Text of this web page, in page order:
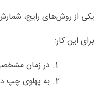
یکی از روش‌های رایج،
برای این کار:
در زمان
به پهلوی چپ